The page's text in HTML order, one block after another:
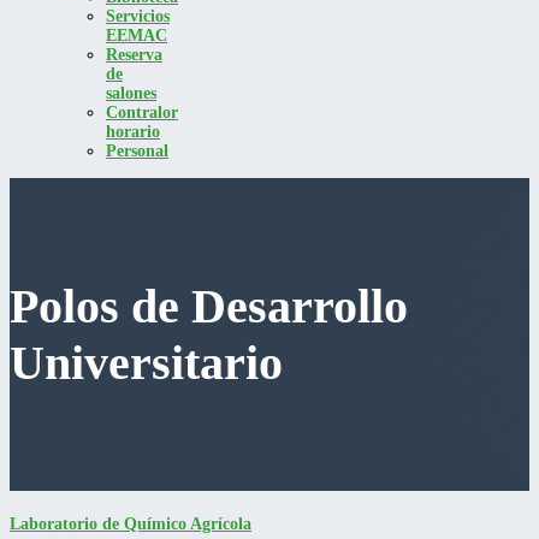
Servicios
EEMAC
Reserva
de
salones
Contralor
horario
Personal
Polos de Desarrollo
Universitario
Laboratorio de Químico Agrícola